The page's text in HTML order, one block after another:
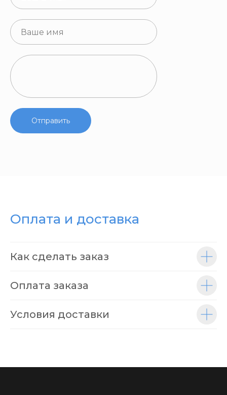
Отправить
Оплата и доставка
Как сделать заказ
Оплата заказа
Условия доставки